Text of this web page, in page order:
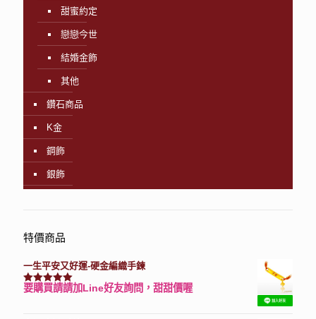
甜蜜約定
戀戀今世
結婚金飾
其他
鑽石商品
K金
鋼飾
銀飾
特價商品
一生平安又好運-硬金編織手鍊
評分7740滿分 5
要購買請請加Line好友詢問，甜甜價喔